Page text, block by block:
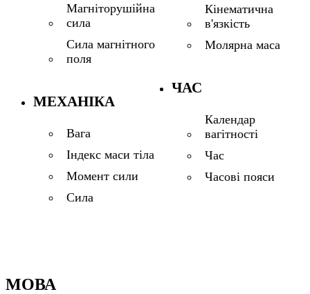
Магніторушійна
сила
Сила магнітного
поля
МЕХАНІКА
Вага
Індекс маси тіла
Момент сили
Сила
Кінематична
в'язкість
Молярна маса
ЧАС
Календар
вагітності
Час
Часові пояси
МОВА